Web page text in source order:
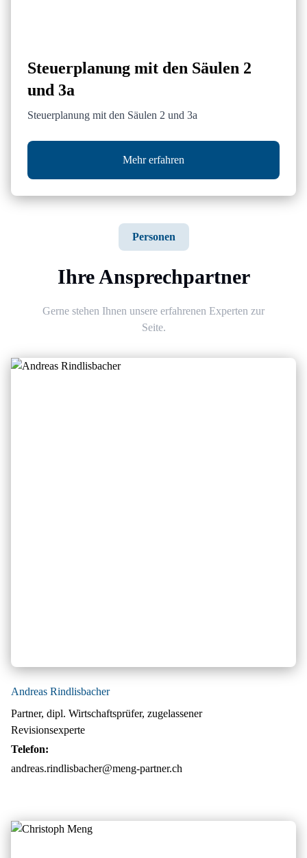
Steuerplanung mit den Säulen 2
und 3a
Steuerplanung mit den Säulen 2 und 3a
Mehr erfahren
Personen
Ihre Ansprechpartner
Gerne stehen Ihnen unsere erfahrenen Experten zur
Seite.
Andreas Rindlisbacher
Partner, dipl. Wirtschaftsprüfer, zugelassener
Revisionsexperte
Telefon:
andreas.rindlisbacher@meng-partner.ch